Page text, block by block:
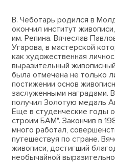
В. Чеботарь родился в
окончил институт
им. Репина. Вячеслав
Угарова, в мастерской
как художественная
выразительный
была отмечена не только
постижении основ
заслуженными наградами.
получил Золотую медаль
Еще в студенческие годы
строим БАМ". Закончив в
много работал,
путешествуя по стране.
живописи, достигший
необычайной